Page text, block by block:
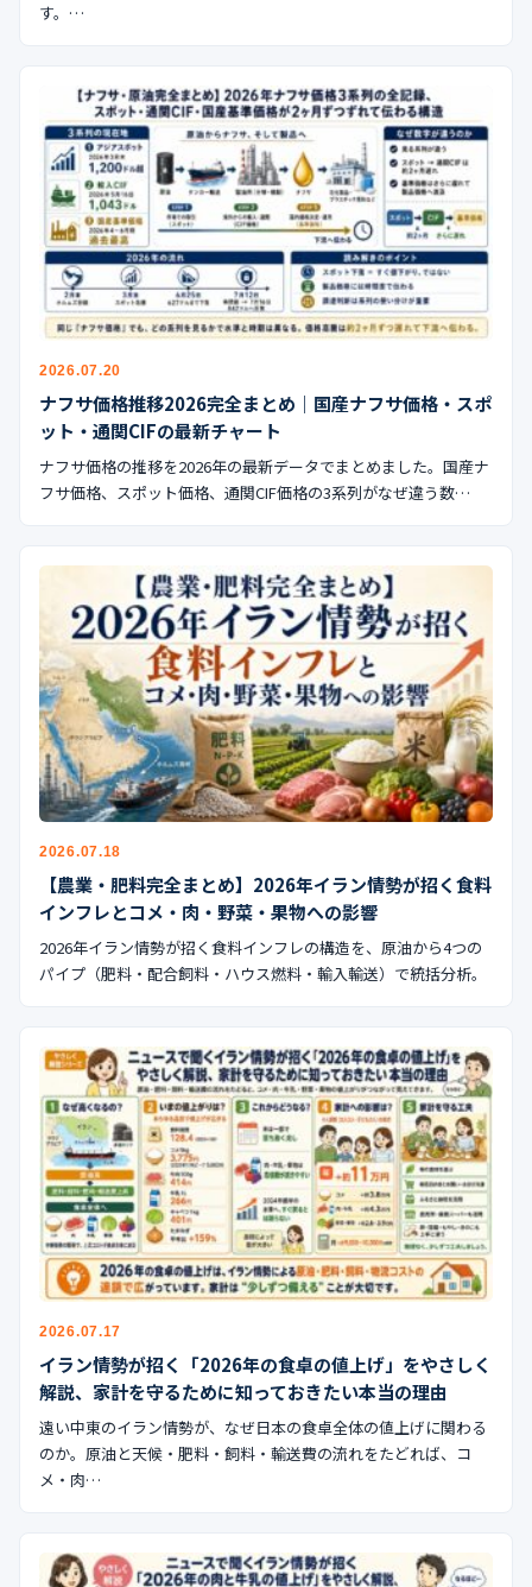
す。…
2026.07.20
ナフサ価格推移2026完全まとめ｜国産ナフサ価格・スポ
ット・通関CIFの最新チャート
ナフサ価格の推移を2026年の最新データでまとめました。国産ナ
フサ価格、スポット価格、通関CIF価格の3系列がなぜ違う数…
2026.07.18
【農業・肥料完全まとめ】2026年イラン情勢が招く食料
インフレとコメ・肉・野菜・果物への影響
2026年イラン情勢が招く食料インフレの構造を、原油から4つの
パイプ（肥料・配合飼料・ハウス燃料・輸入輸送）で統括分析。
2026.07.17
イラン情勢が招く「2026年の食卓の値上げ」をやさしく
解説、家計を守るために知っておきたい本当の理由
遠い中東のイラン情勢が、なぜ日本の食卓全体の値上げに関わる
のか。原油と天候・肥料・飼料・輸送費の流れをたどれば、コ
メ・肉…